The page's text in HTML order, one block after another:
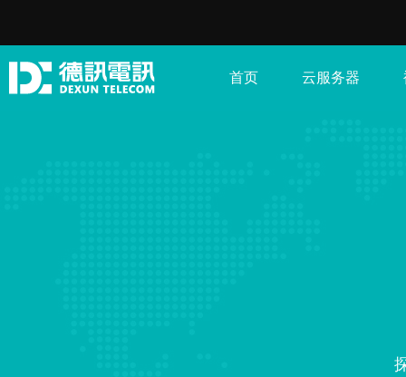
首页 云服务器